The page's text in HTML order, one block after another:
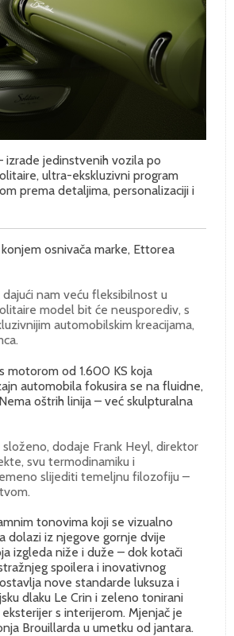
izrade jedinstvenih vozila po
ultra-ekskluzivni program
prema detaljima, personalizaciji i
osnivača marke, Ettorea
nam veću fleksibilnost u
model bit će neusporediv, s
automobilskim kreacijama,
motorom od 1.600 KS koja
automobila fokusira se na fluidne,
oštrih linija – već skulpturalna
dodaje Frank Heyl, direktor
svu termodinamiku i
slijediti temeljnu filozofiju –
tonovima koji se vizualno
dolazi iz njegove gornje dvije
izgleda niže i duže – dok kotači
spoilera i inovativnog
nove standarde luksuza i
dlaku Le Crin i zeleno tonirani
s interijerom. Mjenjač je
Brouillarda u umetku od jantara.